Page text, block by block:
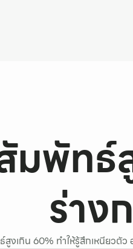
พัทธ์
ร่าง
งเกิน 60% ทำให้รู้สึกเหนียวตั